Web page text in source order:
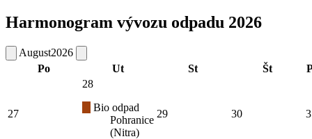
Harmonogram vývozu odpadu 2026
August2026
Po
Ut St Št
27
28
Bio odpad
Pohranice
(Nitra)
29 30